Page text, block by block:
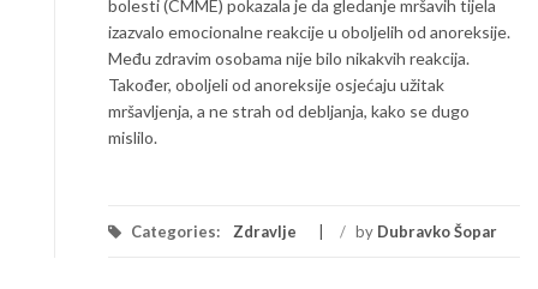
bolesti (CMME) pokazala je da gledanje mršavih tijela
izazvalo emocionalne reakcije u oboljelih od anoreksije.
Među zdravim osobama nije bilo nikakvih reakcija.
Također, oboljeli od anoreksije osjećaju užitak
mršavljenja, a ne strah od debljanja, kako se dugo
mislilo.
Categories: Zdravlje / by Dubravko Šopar